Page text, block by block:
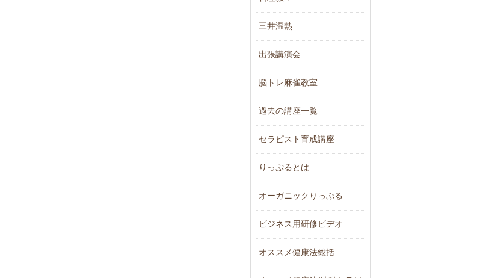
三井温熱
出張講演会
脳トレ麻雀教室
過去の講座一覧
セラピスト育成講座
りっぷるとは
オーガニックりっぷる
ビジネス用研修ビデオ
オススメ健康法総括